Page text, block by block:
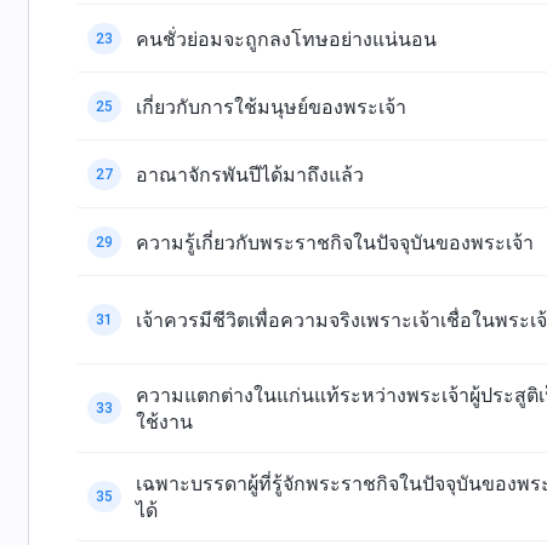
23 คนชั่วย่อมจะถูกลงโทษอย่างแน่นอน
25 เกี่ยวกับการใช้มนุษย์ของพระเจ้า
27 อาณาจักรพันปีได้มาถึงแล้ว
29 ความรู้เกี่ยวกับพระราชกิจในปัจจุบันของพระเจ้า
31 เจ้าควรมีชีวิตเพื่อความจริงเพราะเจ้าเชื่อในพระเ
33
ความแตกต่างในแก่นแท้ระหว่างพระเจ้าผู้ประสู
ใช้งาน
35
เฉพาะบรรดาผู้ที่รู้จักพระราชกิจในปัจจุบันของพร
ได้